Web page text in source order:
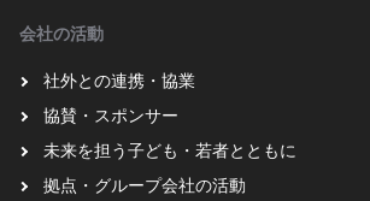
会社の活動
社外との連携・協業
協賛・スポンサー
未来を担う子ども・若者とともに
拠点・グループ会社の活動